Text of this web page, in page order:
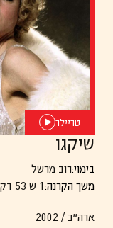
טריילר
שיקגו
בימוי:רוב מרשל
משך הקרנה:1 ש 53 דק׳
ארה״ב / 2002